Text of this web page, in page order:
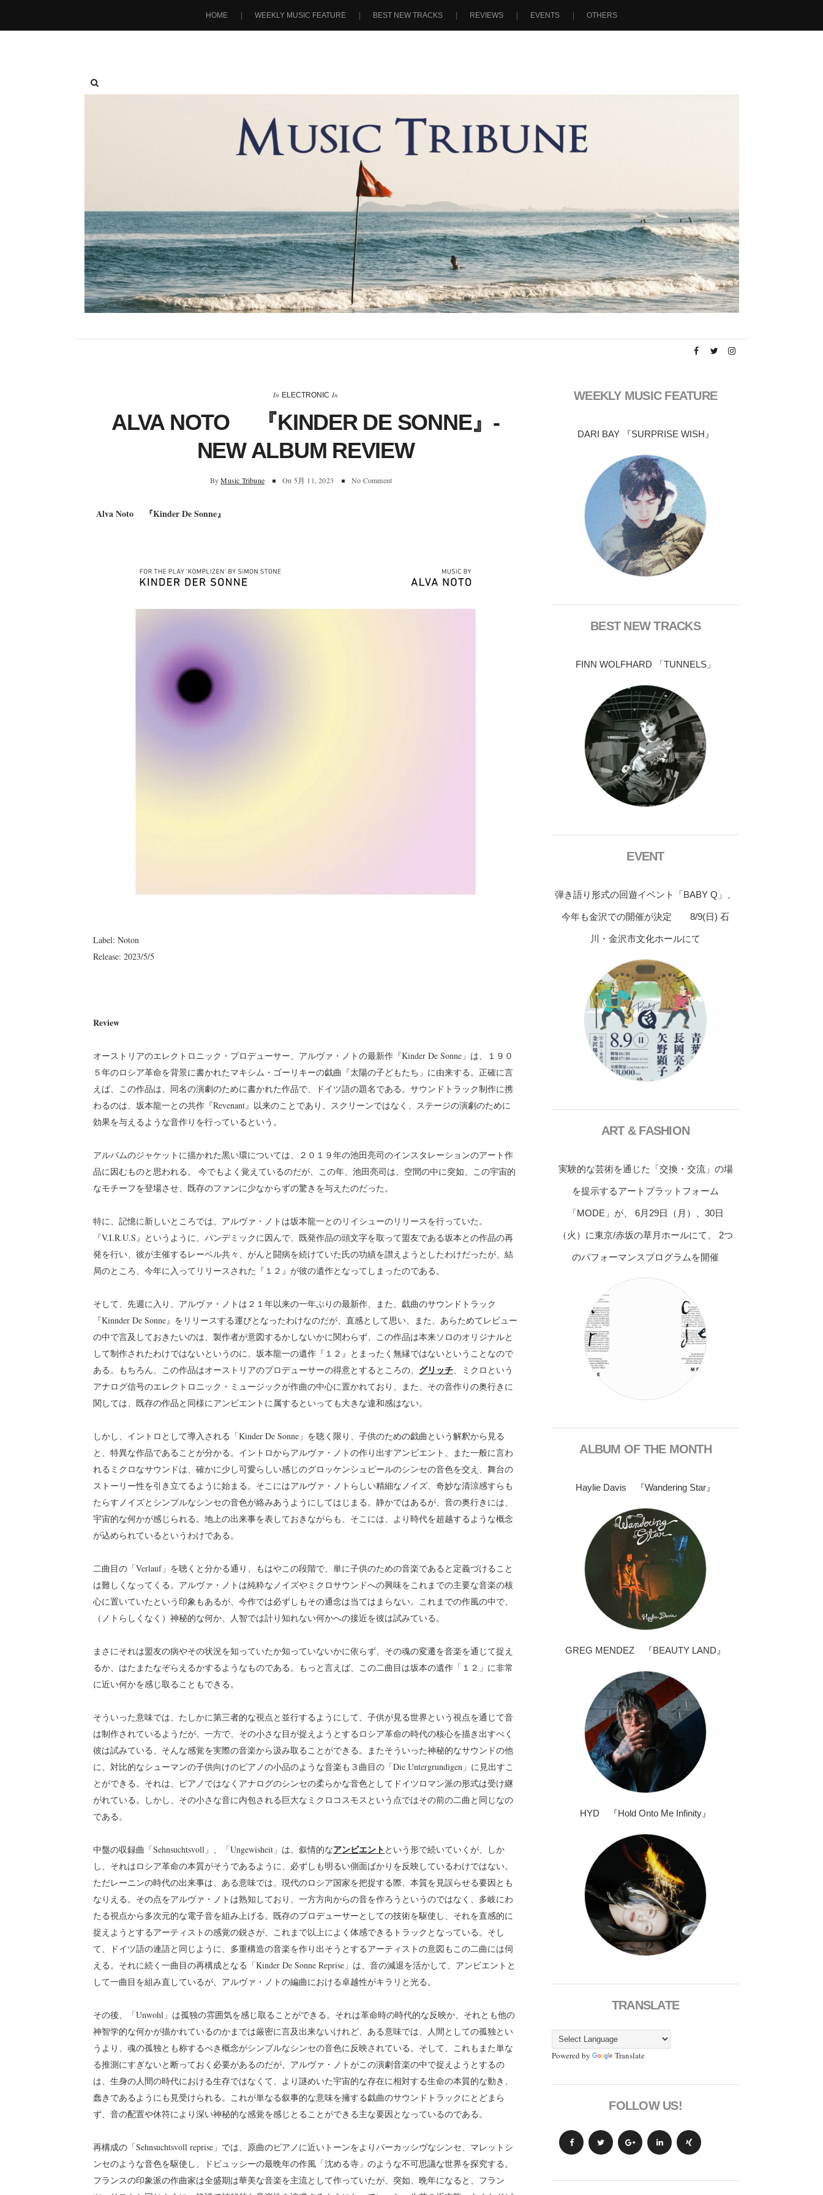
HOME WEEKLY MUSIC FEATURE BEST NEW TRACKS REVIEWS EVENTS OTHERS
In ELECTRONIC In
ALVA NOTO 『KINDER DE SONNE』-
NEW ALBUM REVIEW
By Music Tribune On 5月 11, 2023 No Comment
Alva Noto 『Kinder De Sonne』
Label: Noton
Release: 2023/5/5
Review
オーストリアのエレクトロニック・プロデューサー、アルヴァ・ノトの最新作『Kinder De Sonne」は、１９０
５年のロシア革命を背景に書かれたマキシム・ゴーリキーの戯曲『太陽の子どもたち」に由来する。正確に言
えば、この作品は、同名の演劇のために書かれた作品で、ドイツ語の題名である。サウンドトラック制作に携
わるのは、坂本龍一との共作『Revenant』以来のことであり、スクリーンではなく、ステージの演劇のために
効果を与えるような音作りを行っているという。
アルバムのジャケットに描かれた黒い環については、２０１９年の池田亮司のインスタレーションのアート作
品に因むものと思われる。 今でもよく覚えているのだが、この年、池田亮司は、空間の中に突如、この宇宙的
なモチーフを登場させ、既存のファンに少なからずの驚きを与えたのだった。
特に、記憶に新しいところでは、アルヴァ・ノトは坂本龍一とのリイシューのリリースを行っていた。
『V.I.R.U.S』というように、パンデミックに因んで、既発作品の頭文字を取って盟友である坂本との作品の再
発を行い、彼が主催するレーベル共々、がんと闘病を続けていた氏の功績を讃えようとしたわけだったが、結
局のところ、今年に入ってリリースされた『１２』が彼の遺作となってしまったのである。
そして、先週に入り、アルヴァ・ノトは２１年以来の一年ぶりの最新作、また、戯曲のサウンドトラック
『Kinnder De Sonne』をリリースする運びとなったわけなのだが、直感として思い、また、あらためてレビュー
の中で言及しておきたいのは、製作者が意図するかしないかに関わらず、この作品は本来ソロのオリジナルと
して制作されたわけではないというのに、坂本龍一の遺作『１２』とまったく無縁ではないということなので
ある。もちろん、この作品はオーストリアのプロデューサーの得意とするところの、 グリッチ 、ミクロという
アナログ信号のエレクトロニック・ミュージックが作曲の中心に置かれており、また、その音作りの奥行きに
関しては、既存の作品と同様にアンビエントに属するといっても大きな違和感はない。
しかし、イントロとして導入される「Kinder De Sonne」を聴く限り、子供のための戯曲という解釈から見る
と、特異な作品であることが分かる。イントロからアルヴァ・ノトの作り出すアンビエント、また一般に言わ
れるミクロなサウンドは、確かに少し可愛らしい感じのグロッケンシュピールのシンセの音色を交え、舞台の
ストーリー性を引き立てるように始まる。そこにはアルヴァ・ノトらしい精細なノイズ、奇妙な清涼感すらも
たらすノイズとシンプルなシンセの音色が絡みあうようにしてはじまる。静かではあるが、音の奥行きには、
宇宙的な何かが感じられる。地上の出来事を表しておきながらも、そこには、より時代を超越するような概念
が込められているというわけである。
二曲目の「Verlauf」を聴くと分かる通り、もはやこの段階で、単に子供のための音楽であると定義づけること
は難しくなってくる。アルヴァ・ノトは純粋なノイズやミクロサウンドへの興味をこれまでの主要な音楽の核
心に置いていたという印象もあるが、今作では必ずしもその通念は当てはまらない。これまでの作風の中で、
（ノトらしくなく）神秘的な何か、人智では計り知れない何かへの接近を彼は試みている。
まさにそれは盟友の病やその状況を知っていたか知っていないかに依らず、その魂の変遷を音楽を通じて捉え
るか、はたまたなぞらえるかするようなものである。もっと言えば、この二曲目は坂本の遺作「１２」に非常
に近い何かを感じ取ることもできる。
そういった意味では、たしかに第三者的な視点と並行するようにして、子供が見る世界という視点を通じて音
は制作されているようだが、一方で、その小さな目が捉えようとするロシア革命の時代の核心を描き出すべく
彼は試みている、そんな感覚を実際の音楽から汲み取ることができる。またそういった神秘的なサウンドの他
に、対比的なシューマンの子供向けのピアノの小品のような音楽も３曲目の「Die Untergrundigen」に見出すこ
とができる。それは、ピアノではなくアナログのシンセの柔らかな音色としてドイツロマン派の形式は受け継
がれている。しかし、その小さな音に内包される巨大なミクロコスモスという点ではその前の二曲と同じなの
である。
中盤の収録曲「Sehnsuchtsvoll」、「Ungewisheit」は、叙情的なアンビエント という形で続いていくが、しか
し、それはロシア革命の本質がそうであるように、必ずしも明るい側面ばかりを反映しているわけではない。
ただレーニンの時代の出来事は、ある意味では、現代のロシア国家を把捉する際、本質を見誤らせる要因とも
なりえる。その点をアルヴァ・ノトは熟知しており、一方方向からの音を作ろうというのではなく、多岐にわ
たる視点から多次元的な電子音を組み上げる。既存のプロデューサーとしての技術を駆使し、それを直感的に
捉えようとするアーティストの感覚の鋭さが、これまで以上によく体感できるトラックとなっている。そし
て、ドイツ語の連語と同じように、多重構造の音楽を作り出そうとするアーティストの意図もこの二曲には伺
える。それに続く一曲目の再構成となる「Kinder De Sonne Reprise」は、音の減退を活かして、アンビエントと
して一曲目を組み直しているが、アルヴァ・ノトの編曲における卓越性がキラリと光る。
その後、「Unwohl」は孤独の雰囲気を感じ取ることができる。それは革命時の時代的な反映か、それとも他の
神智学的な何かが描かれているのかまでは厳密に言及出来ないけれど、ある意味では、人間としての孤独とい
うより、魂の孤独とも称するべき概念がシンプルなシンセの音色に反映されている。そして、これもまた単な
る推測にすぎないと断っておく必要があるのだが、アルヴァ・ノトがこの演劇音楽の中で捉えようとするの
は、生身の人間の時代における生存ではなくて、より謎めいた宇宙的な存在に相対する生命の本質的な動き、
蠢きであるようにも見受けられる。これが単なる叙事的な意味を擁する戯曲のサウンドトラックにとどまら
ず、音の配置や休符により深い神秘的な感覚を感じとることができる主な要因となっているのである。
再構成の「Sehnsuchtsvoll reprise」では、原曲のピアノに近いトーンをよりパーカッシヴなシンセ、マレットシ
ンセのような音色を駆使し、ドビュッシーの最晩年の作風「沈める寺」のような不可思議な世界を探究する。
フランスの印象派の作曲家は全盛期は華美な音楽を主流として作っていたが、突如、晩年になると、フラン
WEEKLY MUSIC FEATURE
DARI BAY 『SURPRISE WISH』
BEST NEW TRACKS
FINN WOLFHARD 「TUNNELS」
EVENT
弾き語り形式の回遊イベント「BABY Q」、
今年も金沢での開催が決定 8/9(日) 石
川・金沢市文化ホールにて
ART & FASHION
実験的な芸術を通じた「交換・交流」の場
を提示するアートプラットフォーム
「MODE」が、 6月29日（月）、30日
（火）に東京/赤坂の草月ホールにて、 2つ
のパフォーマンスプログラムを開催
ALBUM OF THE MONTH
Haylie Davis 『Wandering Star』
GREG MENDEZ 『BEAUTY LAND』
HYD 『Hold Onto Me Infinity』
TRANSLATE
Powered by Translate
FOLLOW US!